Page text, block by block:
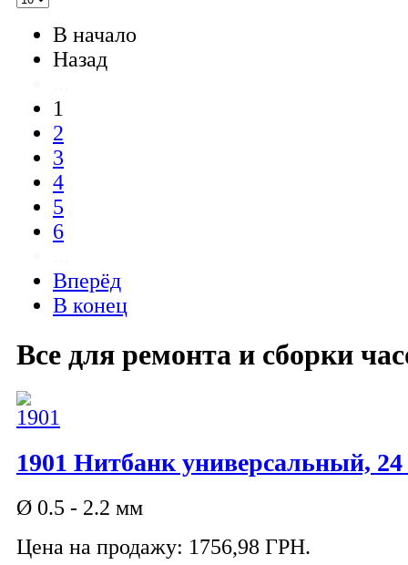
В начало
Назад
1
2
3
4
5
6
Вперёд
В конец
Все для ремонта и сборки
1901 Нитбанк универсальный, 24
Ø 0.5 - 2.2 мм
Цена на продажу: 1756,98 ГРН.